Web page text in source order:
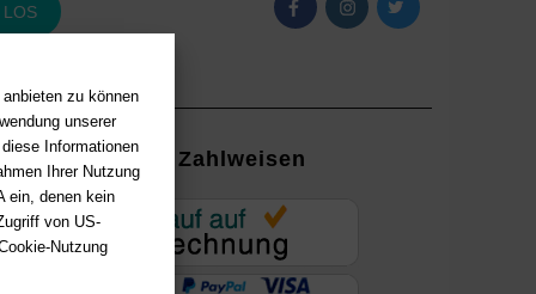
zu können
unserer
Informationen
Ihrer Nutzung
ein, denen kein
von US-
Nutzung
LOS
mit
Zahlweisen